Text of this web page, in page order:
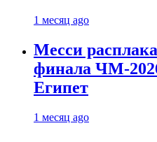
1 месяц ago
Месси
финала ЧМ-
Египет
1 месяц ago